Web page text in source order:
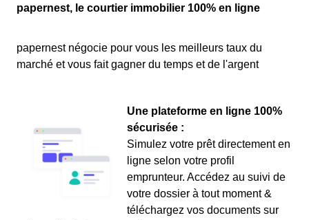
papernest, le courtier immobilier 100% en ligne
papernest négocie pour vous les meilleurs taux du
marché et vous fait gagner du temps et de l'argent
Une plateforme en ligne 100%
sécurisée :
Simulez votre prêt directement en
ligne selon votre profil
emprunteur. Accédez au suivi de
votre dossier à tout moment &
téléchargez vos documents sur